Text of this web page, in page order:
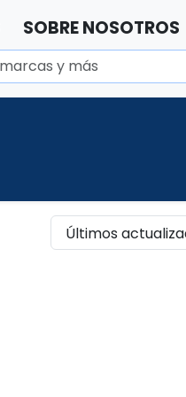
SOBRE NOSOTROS